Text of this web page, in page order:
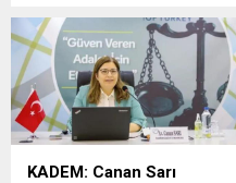
oluğunu bulmanız için
hazırlanan bu matematik
zeka testi bulmacası, sosyal
medyayı ikiye böldü.
Bakalım siz doğru cevabın
kaç olduğunu bularak hatalı
cevap verenlerin arasından
KADEM: Canan Sarı